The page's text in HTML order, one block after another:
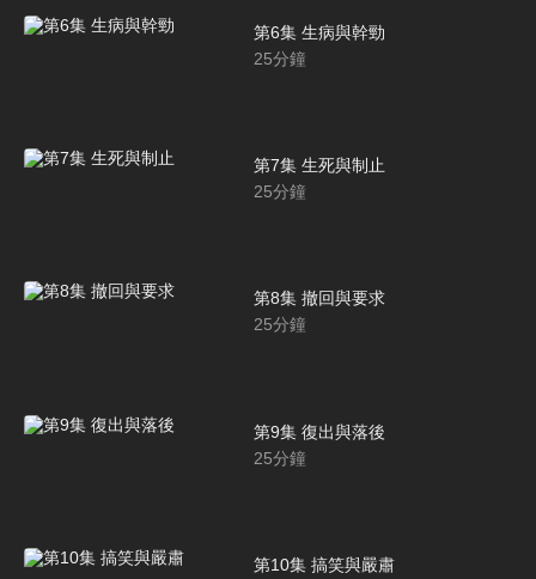
第6集 生病與幹勁
25分鐘
第7集 生死與制止
25分鐘
第8集 撤回與要求
25分鐘
第9集 復出與落後
25分鐘
第10集 搞笑與嚴肅